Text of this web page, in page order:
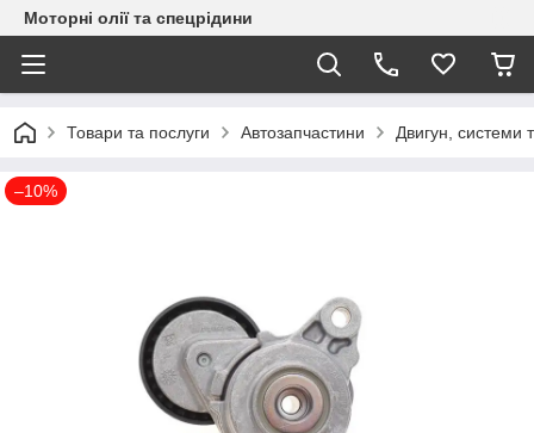
Моторні олії та спецрідини
Товари та послуги Автозапчастини Двигун, системи
–10%